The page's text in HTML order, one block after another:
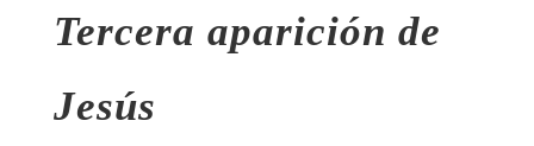
Tercera aparición de
Jesús